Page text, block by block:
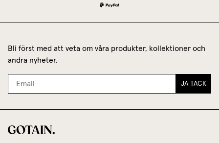
Bli först med att veta om våra produkter, kollektioner och
andra nyheter.
JA TACK